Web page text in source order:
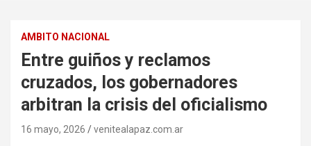
AMBITO NACIONAL
Entre guiños y reclamos
cruzados, los gobernadores
arbitran la crisis del oficialismo
16 mayo, 2026 venitealapaz.com.ar